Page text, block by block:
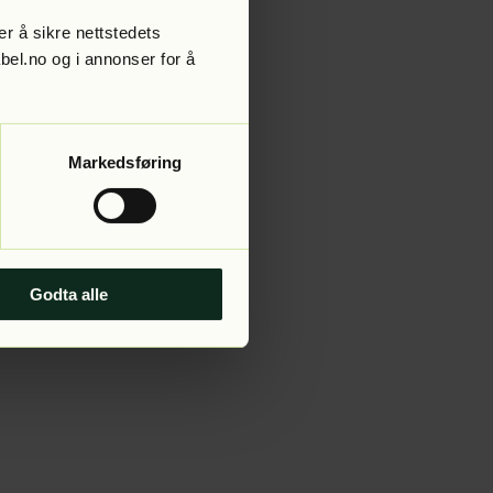
å sikre nettstedets
og i annonser for å
Markedsføring
Godta alle